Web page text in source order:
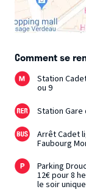
Comment se
Station
ou 9
Station Gare
Arrêt Cadet
Faubourg
Parking
12€ pour 8
le soir